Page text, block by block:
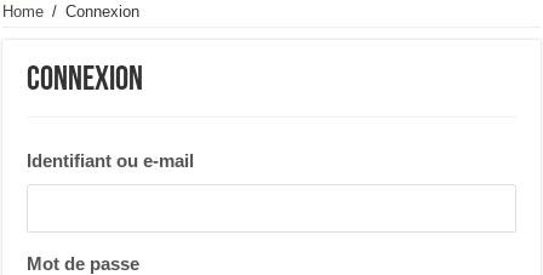
Home / Connexion
Connexion
Identifiant ou e-mail
Mot de passe